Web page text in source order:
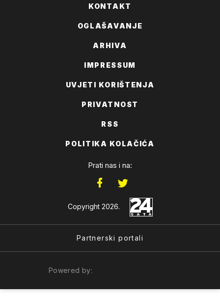
KONTAKT
OGLAŠAVANJE
ARHIVA
IMPRESSUM
UVJETI KORIŠTENJA
PRIVATNOST
RSS
POLITIKA KOLAČIĆA
Prati nas i na:
Copyright 2026.
Partnerski portali
Powered by: